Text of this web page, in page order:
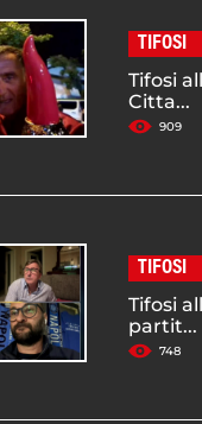
TIFOSI
Tifosi
Citta...
909
TIFOSI
Tifosi
partit...
748